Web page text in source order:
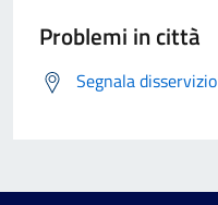
Problemi in città
Segnala disservizio